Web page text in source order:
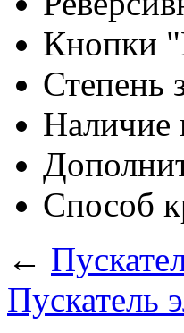
Кнопки
Степень
Наличие
Способ
←
Пускатель